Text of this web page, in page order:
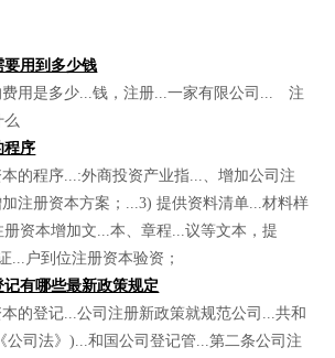
要用到多少钱
费用是多少...钱，注册...一家有限公司... 注
程序
的程序...:外商投资产业指...、增加公司注
注册资本方案；...3) 提供资料清单...材料样
资本增加文...本、章程...议等文本，提
...户到位注册资本验资；
记有哪些最新政策规定
本的登记...公司注册新政策就规范公司...共和
公司法》)...和国公司登记管...第二条公司注